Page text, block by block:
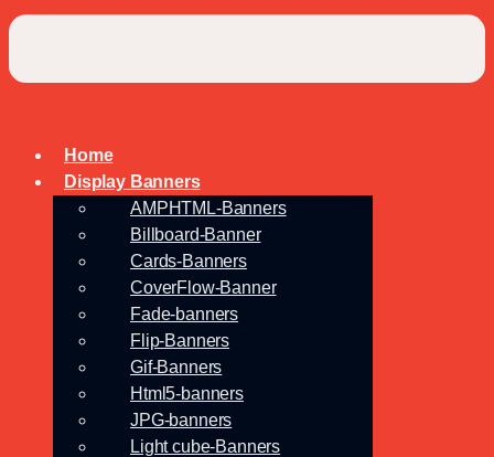
Home
Display Banners
AMPHTML-Banners
Billboard-Banner
Cards-Banners
CoverFlow-Banner
Fade-banners
Flip-Banners
Gif-Banners
Html5-banners
JPG-banners
Light cube-Banners